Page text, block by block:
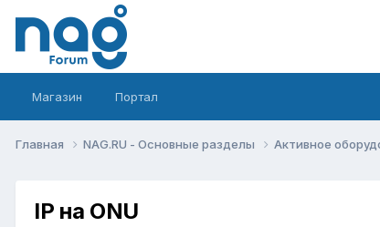
Магазин Портал
Главная NAG.RU - Основные разделы Активное
IP на ONU